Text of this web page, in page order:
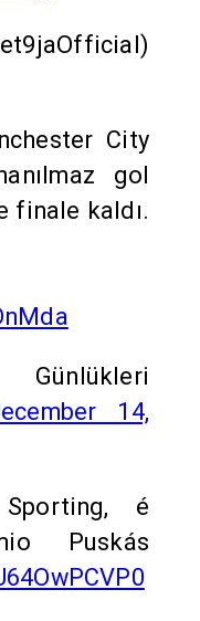
City
gol
finale kaldı.
14,
é
Puskás